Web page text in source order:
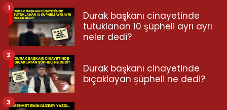
Durak başkanı cinayetinde
tutuklanan 10 şüpheli ayrı ayrı
neler dedi?
1
Durak başkanı cinayetinde
bıçaklayan şüpheli ne dedi?
2
3